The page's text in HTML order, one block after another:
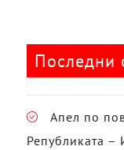
Последни
Апел по
Републиката –